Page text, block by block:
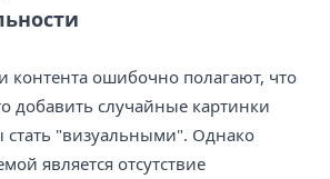
контента ошибочно полагают, что
добавить случайные картинки
стать "визуальными". Однако
является отсутствие